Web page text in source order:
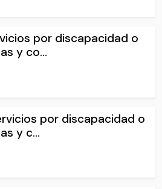
por discapacidad o
y co...
por discapacidad o
y c...